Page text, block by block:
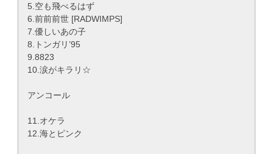
5.空も飛べるはず
6.前前前世 [RADWIMPS]
7.優しいあの子
8.トンガリ’95
9.8823
10.涙がキラリ☆
アンコール
11.オケラ
12.海とピンク